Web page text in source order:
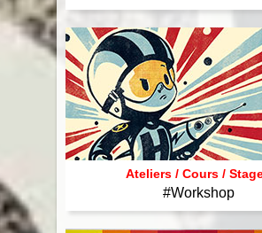
Le Kabaret Kuntz
Wonderkuntz
Arrête de t’plaindre
Miss Crise
Présentation
Equipe ▂▃▅▇█▓
WORKSHOP
Action Pédagogique
Ateliers / Cours /
Eclats de rire /
MEDIA
Revue de presse -
Photos / Vidéos くコ:
CONTACT
Ateliers / Cours /
#Workshop